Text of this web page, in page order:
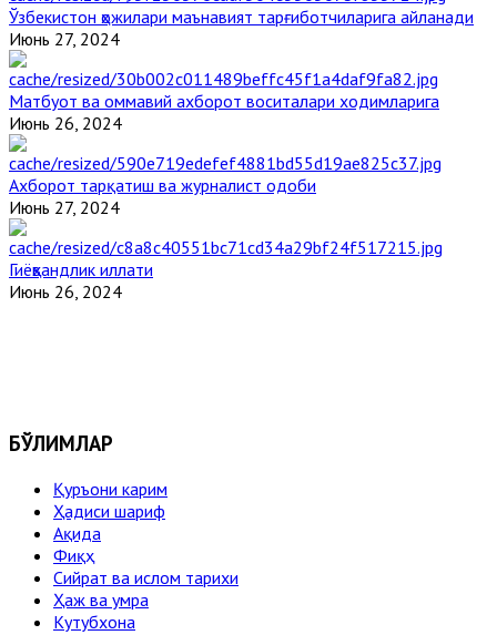
Ўзбекистон ҳожилари маънавият тарғиботчиларига айланади
Июнь 27, 2024
Матбуот ва оммавий ахборот воситалари ходимларига
Июнь 26, 2024
Ахборот тарқатиш ва журналист одоби
Июнь 27, 2024
Гиёҳвандлик иллати
Июнь 26, 2024
БЎЛИМЛАР
Қуръони карим
Ҳадиси шариф
Ақида
Фиқҳ
Сийрат ва ислом тарихи
Ҳаж ва умра
Кутубхона